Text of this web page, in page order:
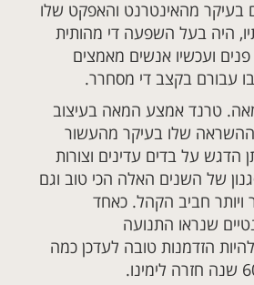
בעיקר מהאינטרנט והאפקט שלו
היה בעל השפעה די מהותית
ועכשיו אנשים מאמצים
עבורם בקצב די מסחרר.
טרנד אמצע המאה בעיצוב
ההשראה שלו בעיקר מהעשור
1960. מתן הדגש על בדים עדינים וצורות
של השנים האלה הכי טוב וגם
ויותר חביב הקהל. כאחד
שנראו התנועה
הזדמנות טובה לעדכן כמה